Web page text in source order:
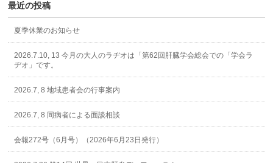
最近の投稿
夏季休業のお知らせ
2026.7.10, 13 今月の大人のラヂオは「第62回肝臓学会総会での「学会ラ
ヂオ」です。
2026.7, 8 地域患者会の行事案内
2026.7, 8 同病者による面談相談
会報272号（6月号）（2026年6月23日発行）